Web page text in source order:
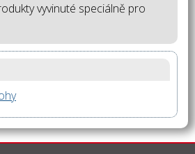
vyvinuté speciálně pro